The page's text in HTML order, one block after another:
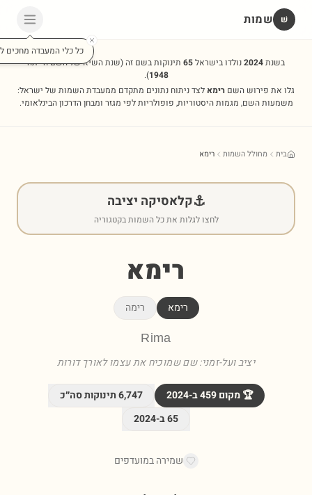
שׁ שמות
כל כלי המעבדה מחכים
בשנת2024נולדו בישראל65 תינוקות בשם זה(שנת השיא של השם הייתה
1948
).
גלו את פירוש השם רימא לצד ניתוח נתונים מתקדם ממעבדת השמות של ישראל:
משמעות השם, מגמות היסטוריות, פופולריות לפי מגזר ומבחן הדרכון הבינלאומי.
בית מחולל השמות רימא
⚓קלאסיקה יציבה
לחצו לגלות את כל השמות בקטגוריה
רימא
רימא רימה
Rima
יציב ועל-זמני: שם שמוכיח את עצמו לאורך דורות
🏆 מקום459ב-2024
6,747תינוקות סה״כ
65ב-2024
שמירה במועדפים